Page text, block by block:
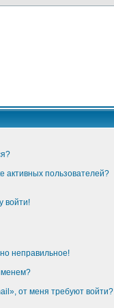
активных пользователей?
войти!
неправильное!
от меня требуют войти?